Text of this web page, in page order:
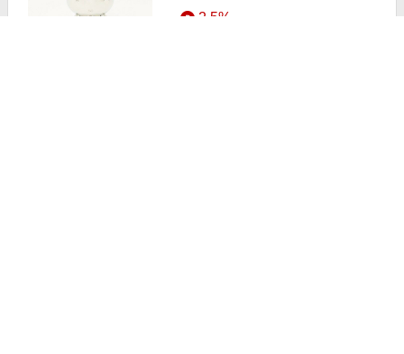
2.5%